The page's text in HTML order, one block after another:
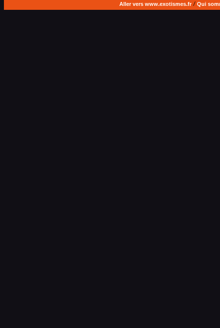
Aller vers www.exotismes.fr/ Qui